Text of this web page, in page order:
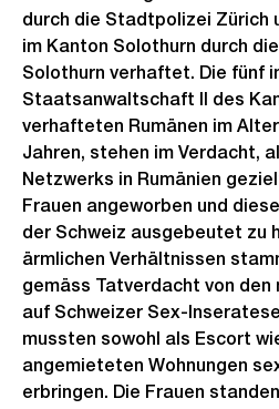
durch die Stadtpolizei Zürich
im Kanton Solothurn durch
Solothurn verhaftet. Die fünf
Staatsanwaltschaft II des
verhafteten Rumänen im
Jahren, stehen im Verdacht,
Netzwerks in Rumänien
Frauen angeworben und
der Schweiz ausgebeutet zu
ärmlichen Verhältnissen
gemäss Tatverdacht von den
auf Schweizer Sex-
mussten sowohl als Escort
angemieteten Wohnungen
erbringen. Die Frauen